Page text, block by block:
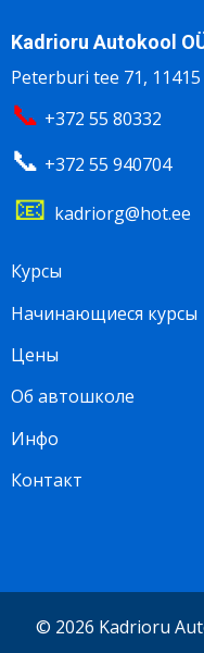
Kadrioru Autokool
Peterburi tee 71,
📞 +372 55 80332
📞 +372 55 940704
📧 kadriorg@hot.ee
Footer
RU
Курсы
Начинающиеся курсы
Цены
Об автошколе
Инфо
Контакт
© 2026 Kadrioru